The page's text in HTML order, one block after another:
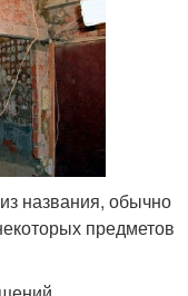
названия, обычно
предметов